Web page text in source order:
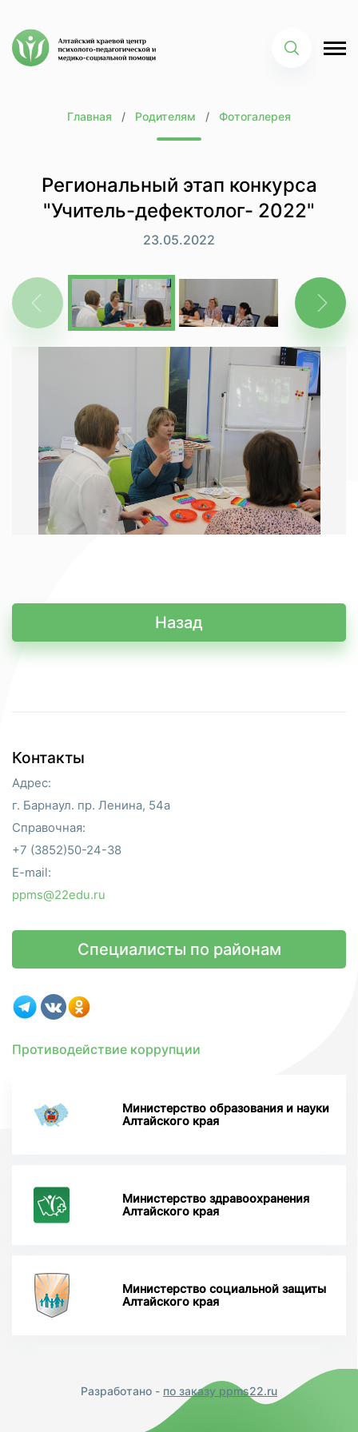
Главная Родителям Фотогалерея
Региональный этап конкурса
"Учитель-дефектолог- 2022"
23.05.2022
Назад
Контакты
Адрес:
г. Барнаул. пр. Ленина, 54а
Справочная:
+7 (3852)50-24-38
E-mail:
ppms@22edu.ru
Специалисты по районам
Противодействие коррупции
Министерство образования и науки
Алтайского края
Министерство здравоохранения
Алтайского края
Министерство социальной защиты
Алтайского края
Разработано - по заказу ppms22.ru